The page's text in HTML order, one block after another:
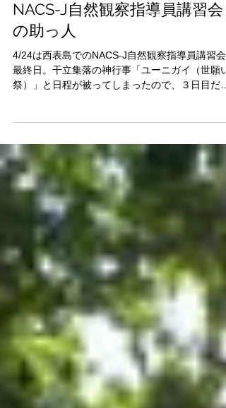
kumanomi-ns
2018年4月30日
4/24は西表島でのNACS-J自然観察指導員講習会
最終日。干立集落の神行事「ユーニガイ（世願い
祭）」と日程が被ってしまったので、３日目だけ
講習会スタッフとして助っ人に入りました。 プ
グラム・デザインという基本技術に初めて触れる
方も多かったようで、野外実習「自然観察会の...